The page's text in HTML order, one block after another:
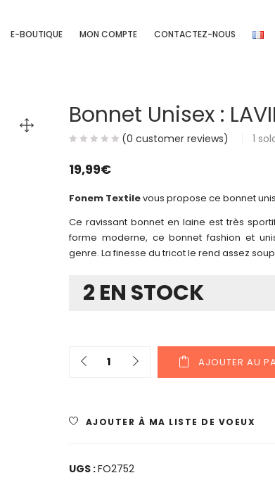
E-BOUTIQUE MON COMPTE CONTACTEZ-NOUS
Bonnet Unisex :
(0 customer reviews) 1
19,99€
Fonem Textilevous propose ce bonnet
Ce ravissant bonnet en laine est très
forme moderne, ce bonnet fashion et
genre. La finesse du tricot le rend assez
2 EN STOCK
AJOUTER AU
AJOUTER À MA LISTE DE VOEUX
UGS :FO2752